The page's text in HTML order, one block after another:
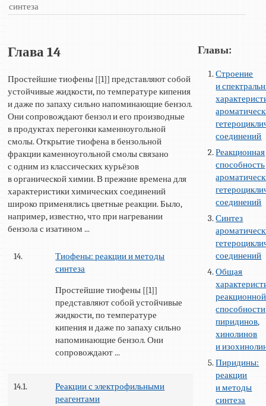
синтеза
Глава 14
Простейшие тиофены [[1]] представляют собой
устойчивые жидкости, по температуре кипения
и даже по запаху сильно напоминающие бензол.
Они сопровождают бензол и его производные
в продуктах перегонки каменноугольной
смолы. Открытие тиофена в бензольной
фракции каменноугольной смолы связано
с одним из классических курьёзов
в органической химии. В прежние времена для
характеристики химических соединений
широко применялись цветные реакции. Было,
например, известно, что при нагревании
бензола с изатином ...
14.
Тиофены: реакции и методы
синтеза
Простейшие тиофены [[1]]
представляют собой устойчивые
жидкости, по температуре
кипения и даже по запаху сильно
напоминающие бензол. Они
сопровождают ...
14.1.
Реакции с электрофильными
реагентами
Главы:
Строение
и
соединений
Реакционная
способность
соединений
Синтез
соединений
Общая
реакционной
способности
пиридинов,
хинолинов
и
Пиридины:
реакции
и методы
синтеза